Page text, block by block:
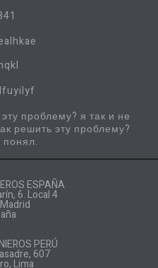
проблему? я так и не
решить эту проблему?
понял.
ESPAÑA
6. Local 4
PERÚ
607
Lima